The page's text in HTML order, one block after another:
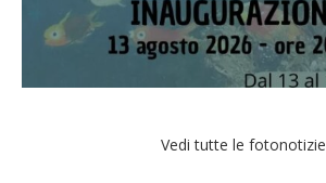
Vedi tutte le fotonotizie